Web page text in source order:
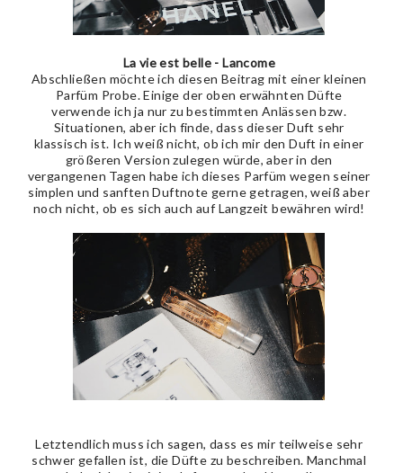
La vie est belle - Lancome
Abschließen möchte ich diesen Beitrag mit einer kleinen
Parfüm Probe. Einige der oben erwähnten Düfte
verwende ich ja nur zu bestimmten Anlässen bzw.
Situationen, aber ich finde, dass dieser Duft sehr
klassisch ist. Ich weiß nicht, ob ich mir den Duft in einer
größeren Version zulegen würde, aber in den
vergangenen Tagen habe ich dieses Parfüm wegen seiner
simplen und sanften Duftnote gerne getragen, weiß aber
noch nicht, ob es sich auch auf Langzeit bewähren wird!
Letztendlich muss ich sagen, dass es mir teilweise sehr
schwer gefallen ist, die Düfte zu beschreiben. Manchmal